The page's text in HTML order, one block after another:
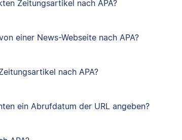
Zeitungsartikel nach APA?
einer News-Webseite nach APA?
nach APA?
ein Abrufdatum der URL angeben?